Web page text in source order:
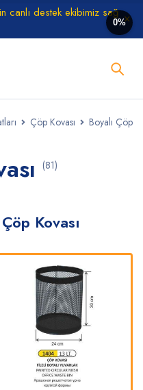
canlı destek ekibimiz sağ
Çöp Kovası
Boyalı Çöp
(81)
Kovası
0%